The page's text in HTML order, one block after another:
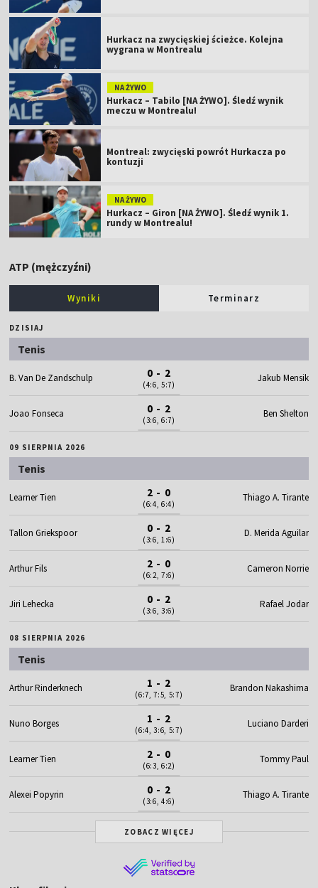
Hurkacz na zwycięskiej ścieżce. Kolejna
wygrana w Montrealu
NA ŻYWO
Hurkacz – Tabilo [NA ŻYWO]. Śledź wynik
meczu w Montrealu!
Montreal: zwycięski powrót Hurkacza po
kontuzji
NA ŻYWO
Hurkacz – Giron [NA ŻYWO]. Śledź wynik 1.
rundy w Montrealu!
ATP (mężczyźni)
Wyniki Terminarz
DZISIAJ
Tenis
B. Van De Zandschulp 0 - 2
(4:6, 5:7)
Jakub Mensik
Joao Fonseca 0 - 2
(3:6, 6:7)
Ben Shelton
09 SIERPNIA 2026
Tenis
Learner Tien 2 - 0
(6:4, 6:4)
Thiago A. Tirante
Tallon Griekspoor 0 - 2
(3:6, 1:6)
D. Merida Aguilar
Arthur Fils 2 - 0
(6:2, 7:6)
Cameron Norrie
Jiri Lehecka 0 - 2
(3:6, 3:6)
Rafael Jodar
08 SIERPNIA 2026
Tenis
Arthur Rinderknech 1 - 2
(6:7, 7:5, 5:7)
Brandon Nakashima
Nuno Borges 1 - 2
(6:4, 3:6, 5:7)
Luciano Darderi
Learner Tien 2 - 0
(6:3, 6:2)
Tommy Paul
Alexei Popyrin 0 - 2
(3:6, 4:6)
Thiago A. Tirante
ZOBACZ WIĘCEJ